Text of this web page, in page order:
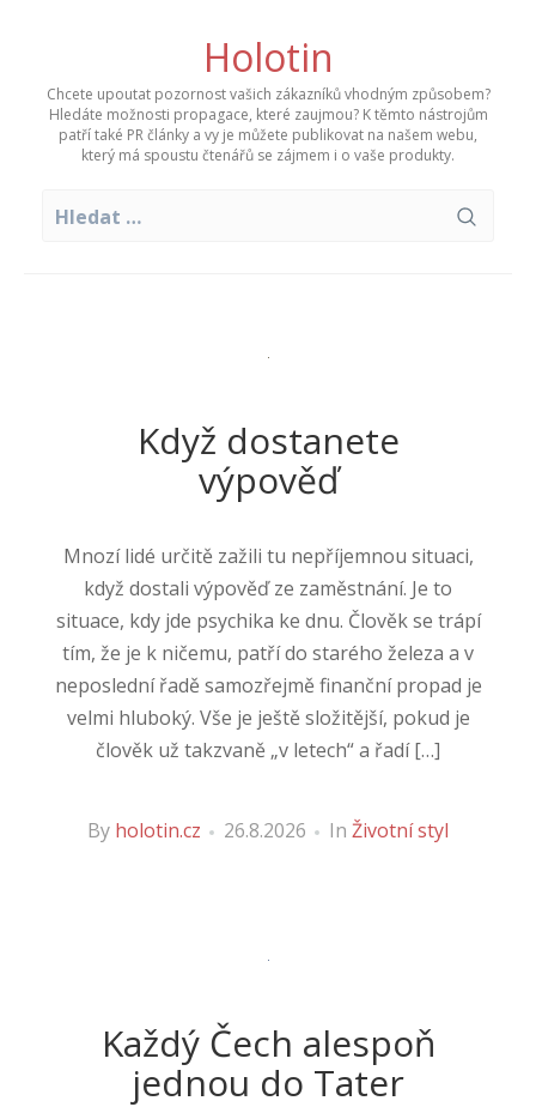
Holotin
Chcete upoutat pozornost vašich zákazníků vhodným způsobem?
Hledáte možnosti propagace, které zaujmou? K těmto nástrojům
patří také PR články a vy je můžete publikovat na našem webu,
který má spoustu čtenářů se zájmem i o vaše produkty.
Když dostanete
výpověď
Mnozí lidé určitě zažili tu nepříjemnou situaci,
když dostali výpověď ze zaměstnání. Je to
situace, kdy jde psychika ke dnu. Člověk se trápí
tím, že je k ničemu, patří do starého železa a v
neposlední řadě samozřejmě finanční propad je
velmi hluboký. Vše je ještě složitější, pokud je
člověk už takzvaně „v letech“ a řadí […]
By holotin.cz 26.8.2026 In Životní styl
Každý Čech alespoň
jednou do Tater